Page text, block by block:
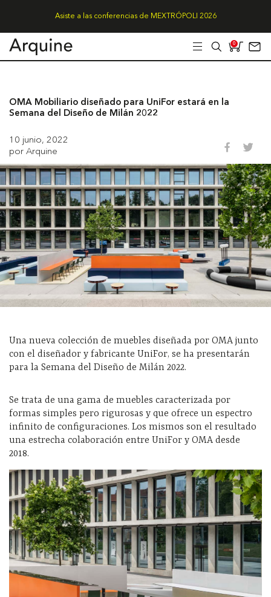
Asiste a las conferencias de MEXTRÓPOLI 2026
0
OMA Mobiliario diseñado para UniFor estará en la
Semana del Diseño de Milán 2022
10 junio, 2022
por Arquine
Una nueva colección de muebles diseñada por OMA junto
con el diseñador y fabricante UniFor, se ha presentarán
para la Semana del Diseño de Milán 2022.
Se trata de una gama de muebles caracterizada por
formas simples pero rigurosas y que ofrece un espectro
infinito de configuraciones. Los mismos son el resultado
una estrecha colaboración entre UniFor y OMA desde
2018.